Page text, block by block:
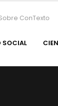
ConTexto
SOCIAL